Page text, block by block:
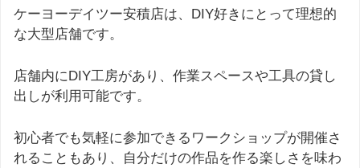
ケーヨーデイツー安積店は、DIY好きにとって理想的
な大型店舗です。
店舗内にDIY工房があり、作業スペースや工具の貸し
出しが利用可能です。
初心者でも気軽に参加できるワークショップが開催さ
れることもあり、自分だけの作品を作る楽しさを味わ